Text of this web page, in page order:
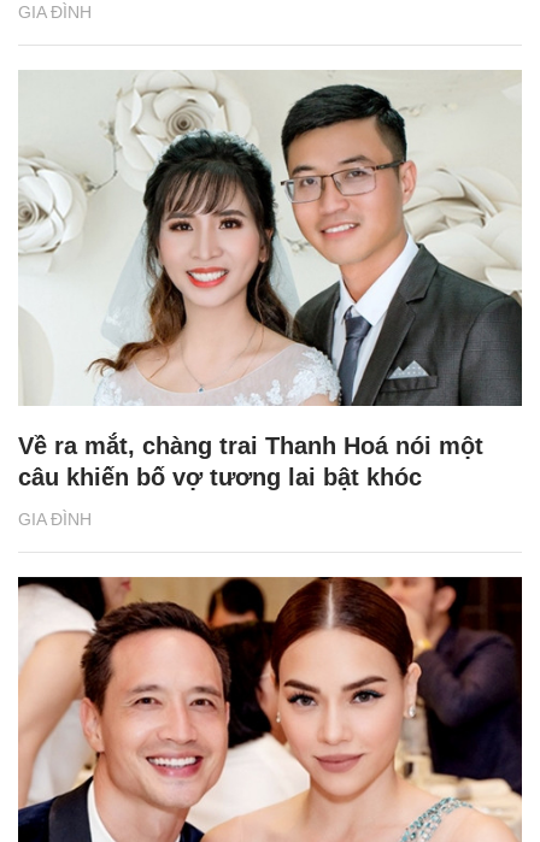
GIA ĐÌNH
GIA ĐÌNH
Về ra mắt, chàng trai Thanh Hoá nói một
câu khiến bố vợ tương lai bật khóc